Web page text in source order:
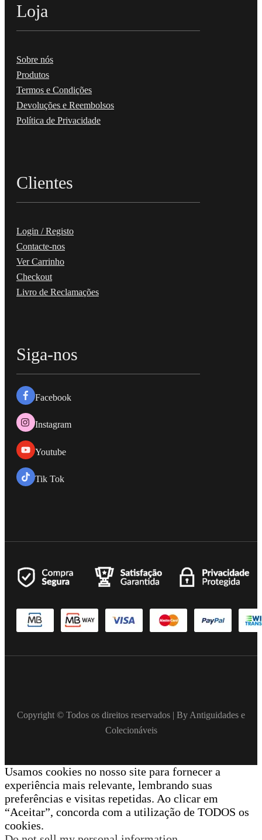
Loja
Sobre nós
Produtos
Termos e Condições
Devoluções e Reembolsos
Política de Privacidade
Clientes
Login / Registo
Contacte-nos
Ver Carrinho
Checkout
Livro de Reclamações
Siga-nos
Facebook
Instagram
Youtube
Tik Tok
Copyright © Todos os direitos reservados | By Antiguidades e
Colecionáveis
Usamos cookies no nosso site para fornecer a
experiência mais relevante, lembrando suas
preferências e visitas repetidas. Ao clicar em
“Aceitar”, concorda com a utilização de TODOS os
cookies.